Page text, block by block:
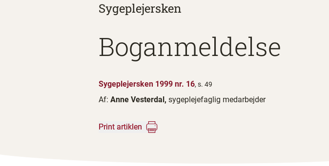
Sygeplejersken
Boganmeldelse
Sygeplejersken 1999 nr. 16, s. 49
Af: Anne Vesterdal, sygeplejefaglig medarbejder
Print artiklen